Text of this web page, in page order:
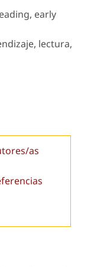
early
lectura,
as